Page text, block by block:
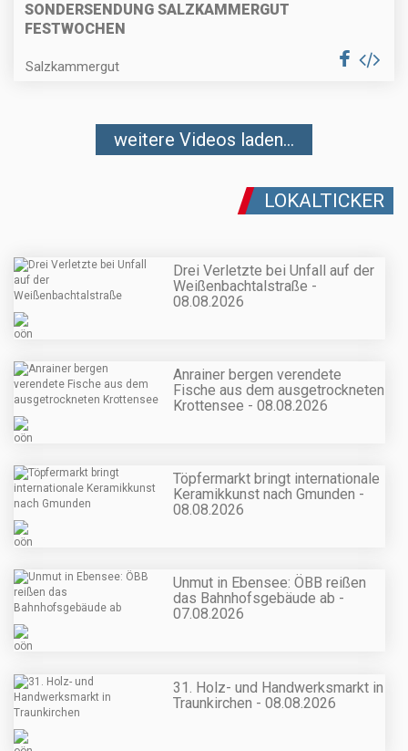
SONDERSENDUNG SALZKAMMERGUT
FESTWOCHEN
Salzkammergut
weitere Videos laden...
LOKALTICKER
Drei Verletzte bei Unfall auf der
Weißenbachtalstraße -
08.08.2026
Anrainer bergen verendete
Fische aus dem ausgetrockneten
Krottensee - 08.08.2026
Töpfermarkt bringt internationale
Keramikkunst nach Gmunden -
08.08.2026
Unmut in Ebensee: ÖBB reißen
das Bahnhofsgebäude ab -
07.08.2026
31. Holz- und Handwerksmarkt in
Traunkirchen - 08.08.2026